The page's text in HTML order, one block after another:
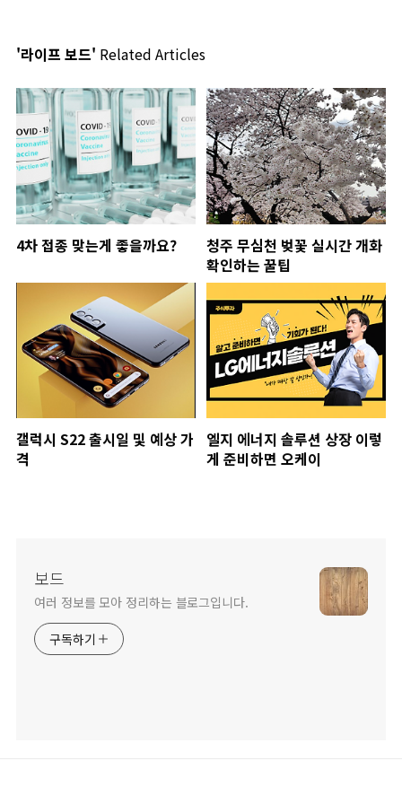
'라이프 보드' Related Articles
4차 접종 맞는게 좋을까요?
청주 무심천 벚꽃 실시간 개화
확인하는 꿀팁
갤럭시 S22 출시일 및 예상 가
격
엘지 에너지 솔루션 상장 이렇
게 준비하면 오케이
보드
여러 정보를 모아 정리하는 블로그입니다.
구독하기